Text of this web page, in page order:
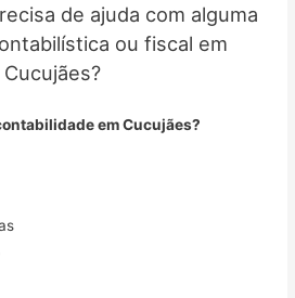
de ajuda com alguma
ou fiscal em
Cucujães?
em Cucujães?